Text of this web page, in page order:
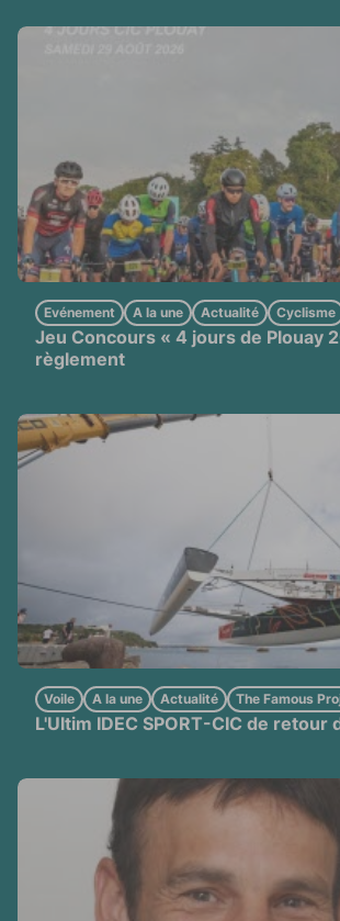
Jeu Concours « 4 jours de Plouay
règlement
Evénement A la une Actualité Cyclisme
L'Ultim IDEC SPORT-CIC de retour
Voile A la une Actualité The Famous